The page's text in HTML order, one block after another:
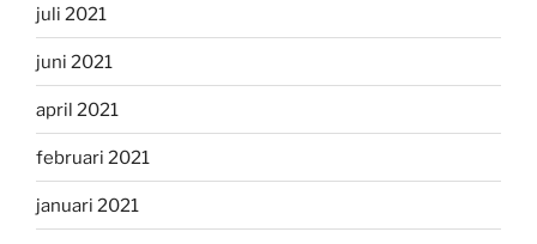
juli 2021
juni 2021
april 2021
februari 2021
januari 2021